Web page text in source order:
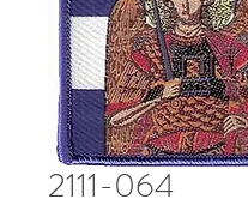
2111-064